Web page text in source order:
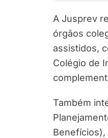
A Jusprev
órgãos
assistidos,
Colégio de
Também
Benefícios),